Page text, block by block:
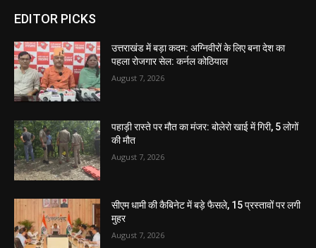
EDITOR PICKS
उत्तराखंड में बड़ा कदम: अग्निवीरों के लिए बना देश का
पहला रोजगार सेल: कर्नल कोठियाल
August 7, 2026
पहाड़ी रास्ते पर मौत का मंजर: बोलेरो खाई में गिरी, 5 लोगों
की मौत
August 7, 2026
सीएम धामी की कैबिनेट में बड़े फैसले, 15 प्रस्तावों पर लगी
मुहर
August 7, 2026